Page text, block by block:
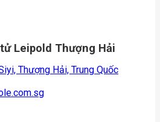
Leipold Thượng Hải
Thượng Hải, Trung Quốc